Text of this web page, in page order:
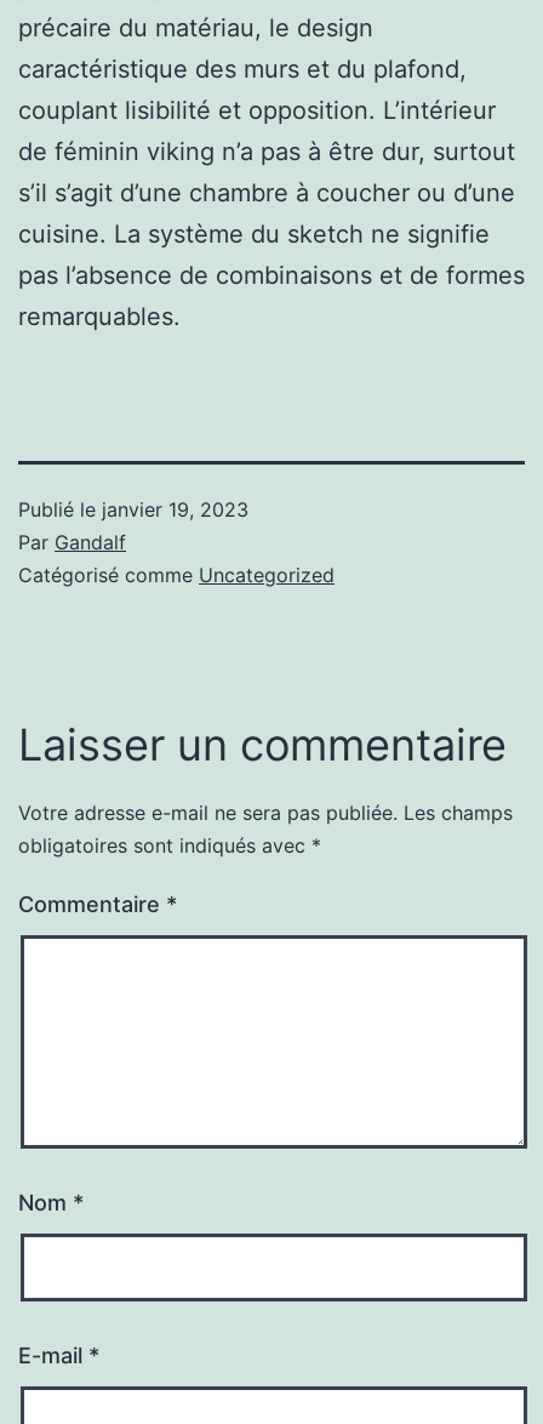
précaire du matériau, le design
caractéristique des murs et du plafond,
couplant lisibilité et opposition. L’intérieur
de féminin viking n’a pas à être dur, surtout
s’il s’agit d’une chambre à coucher ou d’une
cuisine. La système du sketch ne signifie
pas l’absence de combinaisons et de formes
remarquables.
Publié le janvier 19, 2023
Par Gandalf
Catégorisé comme Uncategorized
Laisser un commentaire
Votre adresse e-mail ne sera pas publiée. Les champs
obligatoires sont indiqués avec *
Commentaire *
Nom *
E-mail *